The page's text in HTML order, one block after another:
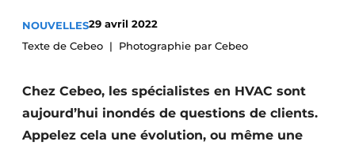
S’inscrire
Video’s
NOUVELLES29 avril 2022
Texte de Cebeo
Photographie par Cebeo
Chez Cebeo, les spécialistes en HVAC sont
aujourd’hui inondés de questions de clients.
Appelez cela une évolution, ou même une